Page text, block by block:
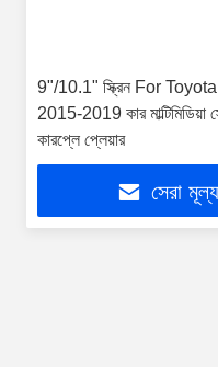
9"/10.1" স্ক্রিন For
2015-2019 কার মাল্টিমিডিয়া
কারপ্লে প্লেয়ার
সেরা